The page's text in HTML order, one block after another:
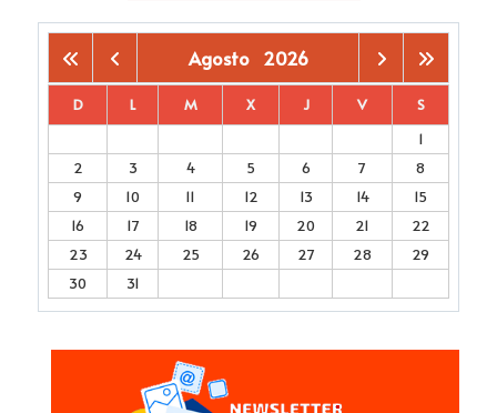
Agosto 2026
D L M X J V
S
1
2
3 4 5 6 7
8
9
10 11 12 13 14
15
16
17 18 19 20 21
22
23
24 25 26 27 28
29
30
31